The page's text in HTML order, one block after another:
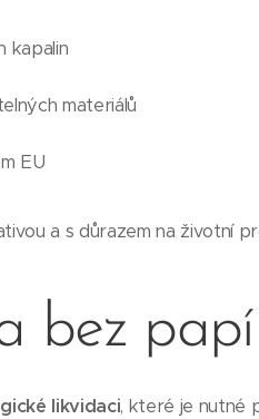
kapalin
materiálů
EU
a s důrazem na životní
bez
likvidaci, které je nutné